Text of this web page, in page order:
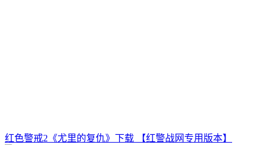
红色警戒2《尤里的复仇》下载 【红警战网专用版本】